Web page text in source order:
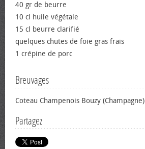
40 gr de beurre
10 cl huile végétale
15 cl beurre clarifié
quelques chutes de foie gras frais
1 crépine de porc
Breuvages
Coteau Champenois Bouzy (Champagne)
Partagez